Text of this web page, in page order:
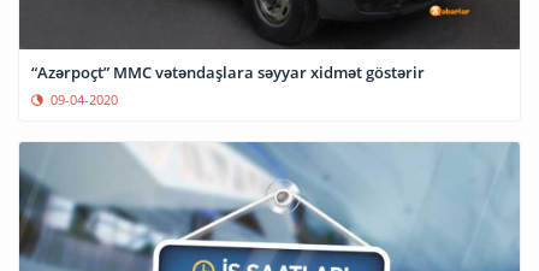
“Azərpoçt” MMC vətəndaşlara səyyar xidmət göstərir
09-04-2020